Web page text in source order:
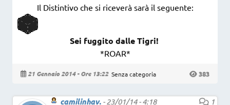
Il Distintivo che si riceverà sarà il seguente:
Sei fuggito dalle Tigri!
*ROAR*
21 Gennaio 2014 - Ore 13:22 Senza categoria 383
camilinhav. -23/01/14 - 4:18
1